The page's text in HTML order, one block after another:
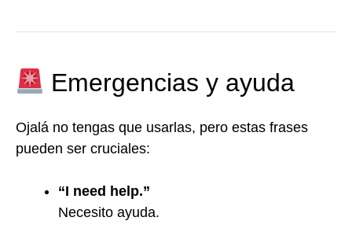
Emergencias y ayuda
Ojalá no tengas que usarlas, pero estas frases
pueden ser cruciales:
“I need help.”
Necesito ayuda.